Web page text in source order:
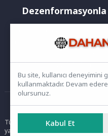
Yayınlanan haberler
rağmen bazı içeriklerde
bilgiler bulunabilir.Yanlış
haberleri aşağıdaki iletişim
Tüm hakları saklıdır. Sitede yer
yayımlanamaz ve kullanılamaz.
Bu site, kullanıcı deneyimini
kullanmaktadır. Devam
olursunuz.
Kabul Et